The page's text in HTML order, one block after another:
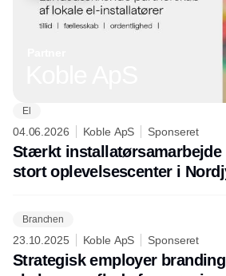
El
04.06.2026 Koble ApS Sponseret
Stærkt installatørsamarbejde
stort oplevelsescenter i
Branchen
23.10.2025 Koble ApS Sponseret
Strategisk employer branding